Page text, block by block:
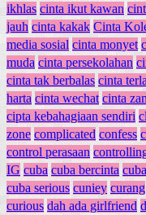
ikhlas cinta ikut kawan
jauh cinta kakak Cinta
media sosial cinta monyet
muda cinta persekolahan
cinta tak berbalas cinta
harta cinta wechat cinta
cipta kebahagiaan sendiri
zone complicated confess
control perasaan
IG cuba cuba bercinta
cuba serious cuniey curang
curious dah ada girlfriend